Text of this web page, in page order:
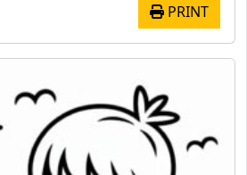
PRINT